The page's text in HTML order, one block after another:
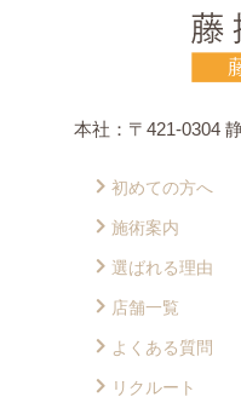
本社：〒421-0304
初めての方へ
施術案内
選ばれる理由
店舗一覧
よくある質問
リクルート